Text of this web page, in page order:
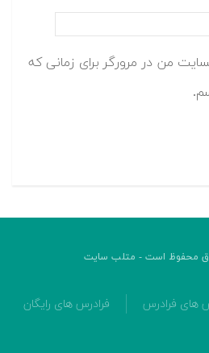
من در مرورگر برای زمانی که
محفوظ است - متلب سایت
های فرادرس
فرادرس های رایگان